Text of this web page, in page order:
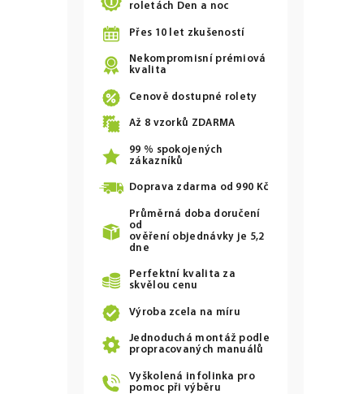
roletách Den a noc
Přes 10 let zkušeností
Nekompromisní prémiová
kvalita
Cenově dostupné rolety
Až 8 vzorků ZDARMA
99 % spokojených
zákazníků
Doprava zdarma od 990 Kč
Průměrná doba doručení
od
ověření objednávky je 5,2
dne
Perfektní kvalita za
skvělou cenu
Výroba zcela na míru
Jednoduchá montáž podle
propracovaných manuálů
Vyškolená infolinka pro
pomoc při výběru